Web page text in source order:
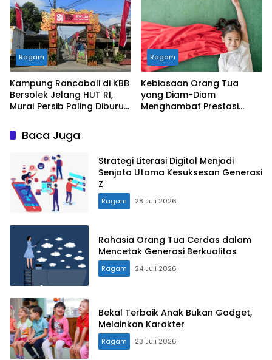
Ragam
Kampung Rancabali di KBB
Bersolek Jelang HUT RI,
Mural Persib Paling Diburu
Ragam
Kebiasaan Orang Tua
yang Diam-Diam
Menghambat Prestasi
Baca Juga
Strategi Literasi Digital Menjadi
Senjata Utama Kesuksesan Generasi
Z
Ragam 28 Juli 2026
Rahasia Orang Tua Cerdas dalam
Mencetak Generasi Berkualitas
Ragam 24 Juli 2026
Bekal Terbaik Anak Bukan Gadget,
Melainkan Karakter
Ragam 23 Juli 2026